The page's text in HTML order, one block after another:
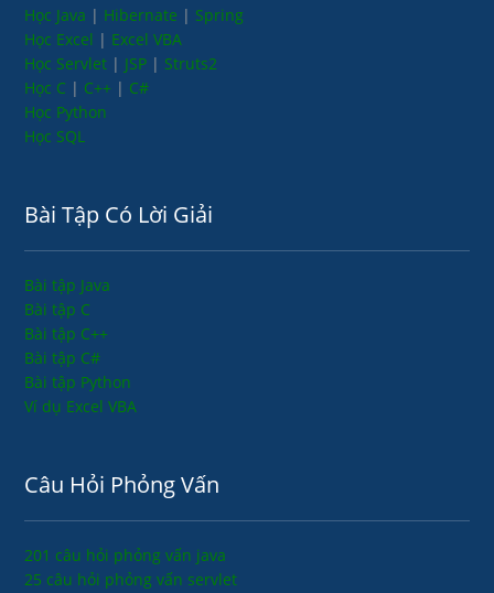
Học Java | Hibernate | Spring
Học Excel | Excel VBA
Học Servlet | JSP | Struts2
Học C | C++ | C#
Học Python
Học SQL
Bài Tập Có Lời Giải
Bài tập Java
Bài tập C
Bài tập C++
Bài tập C#
Bài tập Python
Ví dụ Excel VBA
Câu Hỏi Phỏng Vấn
201 câu hỏi phỏng vấn java
25 câu hỏi phỏng vấn servlet